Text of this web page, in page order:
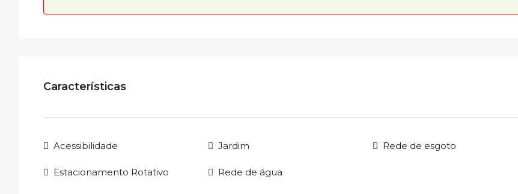
Características
Acessibilidade
Estacionamento Rotativo
Jardim
Rede de água
Rede de esgoto